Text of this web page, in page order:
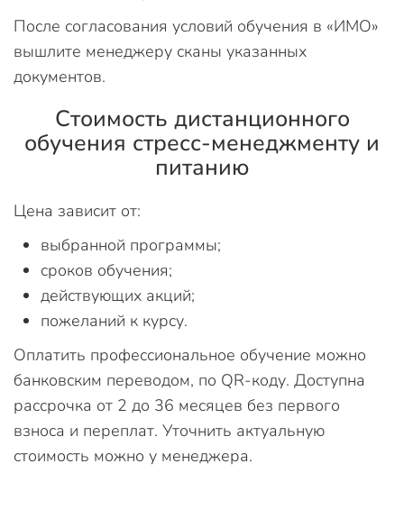
После согласования условий обучения в «ИМО»
вышлите менеджеру сканы указанных
документов.
Стоимость дистанционного
обучения стресс-менеджменту и
питанию
Цена зависит от:
выбранной программы;
сроков обучения;
действующих акций;
пожеланий к курсу.
Оплатить профессиональное обучение можно
банковским переводом, по QR-коду. Доступна
рассрочка от 2 до 36 месяцев без первого
взноса и переплат. Уточнить актуальную
стоимость можно у менеджера.